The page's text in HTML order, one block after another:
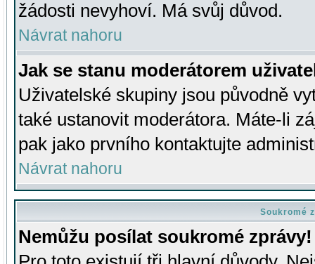
žádosti nevyhoví. Má svůj důvod.
Návrat nahoru
Jak se stanu moderátorem
Uživatelské skupiny jsou původně
také ustanovit moderátora. Máte-li
pak jako prvního kontaktujte
Návrat nahoru
Soukromé
Nemůžu posílat soukromé zprávy!